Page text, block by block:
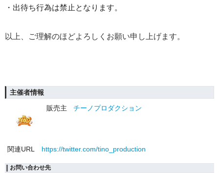
・出待ち行為は禁止となります。
以上、ご理解のほどよろしくお願い申し上げます。
主催者情報
販売主
チーノプロダクション
関連URL https://twitter.com/tino_production
お問い合わせ先